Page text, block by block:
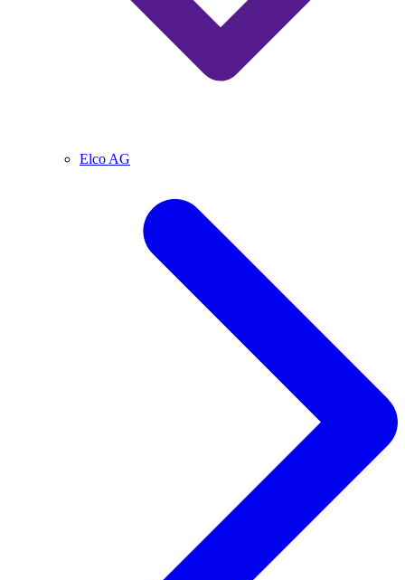
Elco AG